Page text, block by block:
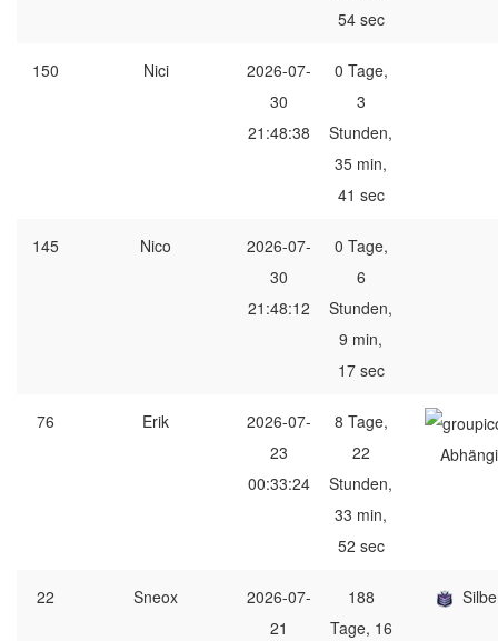
54 sec
150 Nici
2026-07-
30
21:48:38
0 Tage,
3
Stunden,
35 min,
41 sec
145 Nico
2026-07-
30
21:48:12
0 Tage,
6
Stunden,
9 min,
17 sec
76 Erik
2026-07-
23
00:33:24
8 Tage,
22
Stunden,
33 min,
52 sec
22 Sneox
2026-07-
21
188
Tage, 16